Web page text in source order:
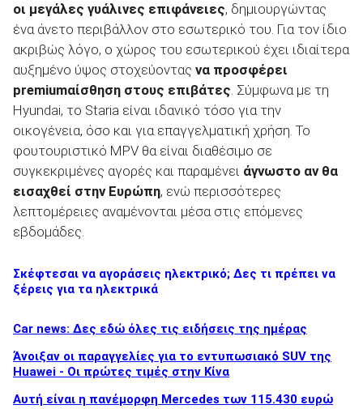
οι μεγάλες γυάλινες επιφάνειες, δημιουργώντας
ένα άνετο περιβάλλον στο εσωτερικό του. Για τον ίδιο
ακριβώς λόγο, ο χώρος του εσωτερικού έχει ιδιαίτερα
αυξημένο ύψος στοχεύοντας να προσφέρει
premiumαίσθηση στους επιβάτες. Σύμφωνα με τη
Hyundai, το Staria είναι ιδανικό τόσο για την
οικογένεια, όσο και για επαγγελματική χρήση. Το
φουτουριστικό MPV θα είναι διαθέσιμο σε
συγκεκριμένες αγορές και παραμένει άγνωστο αν θα
εισαχθεί στην Ευρώπη, ενώ περισσότερες
λεπτομέρειες αναμένονται μέσα στις επόμενες
εβδομάδες.
Σκέφτεσαι να αγοράσεις ηλεκτρικό; Δες τι πρέπει να
ξέρεις για τα ηλεκτρικά
Car news: Δες εδώ όλες τις ειδήσεις της ημέρας
Άνοιξαν οι παραγγελίες για το εντυπωσιακό SUV της
Huawei - Οι πρώτες τιμές στην Κίνα
Αυτή είναι η πανέμορφη Mercedes των 115.430 ευρώ